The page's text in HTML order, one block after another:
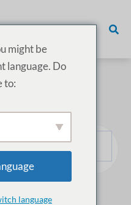
might be
language. Do
to:
language